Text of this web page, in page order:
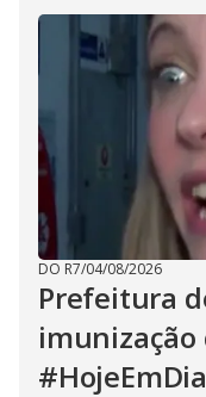
DO R7/04/08/2026
Prefeitura
imunização